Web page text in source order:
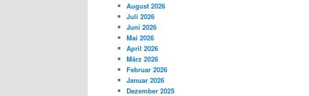
August 2026
Juli 2026
Juni 2026
Mai 2026
April 2026
März 2026
Februar 2026
Januar 2026
Dezember 2025